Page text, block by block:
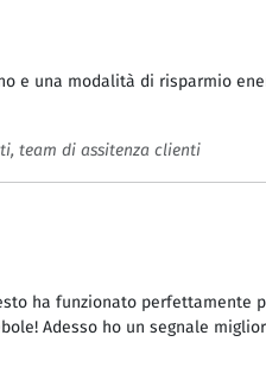
e una modalità di risparmio
team di assitenza clienti
ha funzionato perfettamente
Adesso ho un segnale